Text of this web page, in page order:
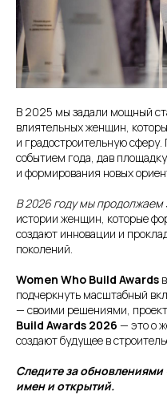
В 2025 мы задали мощный
влиятельных женщин,
и градостроительную
событием года, дав
и формирования новых
В 2026 году мы
истории женщин, которые
создают инновации и
поколений.
Women Who Build Awards
подчеркнуть масштабный
— своими решениями,
Build Awards 2026 — это о
создают будущее в
Следите за
имен и открытий.